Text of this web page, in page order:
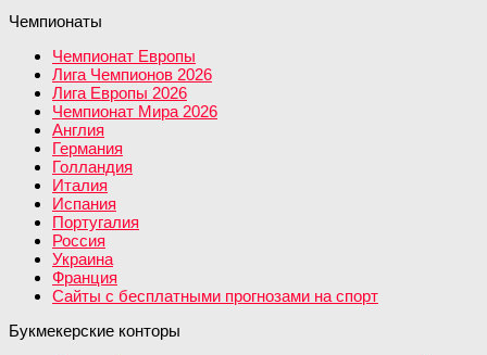
Чемпионаты
Чемпионат Европы
Лига Чемпионов 2026
Лига Европы 2026
Чемпионат Мира 2026
Англия
Германия
Голландия
Италия
Испания
Португалия
Россия
Украина
Франция
Сайты с бесплатными прогнозами на спорт
Букмекерские конторы